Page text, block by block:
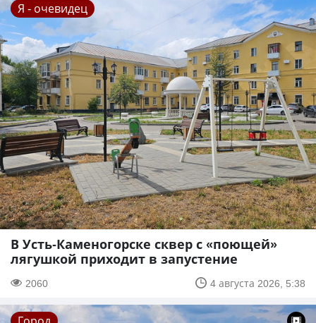
Я - очевидец
В Усть-Каменогорске сквер с «поющей»
лягушкой приходит в запустение
2060 4 августа 2026, 5:38